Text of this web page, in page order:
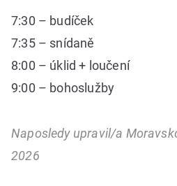
7:30 – budíček
7:35 – snídaně
8:00 – úklid + loučení
9:00 – bohoslužby
Naposledy upravil/a
2026